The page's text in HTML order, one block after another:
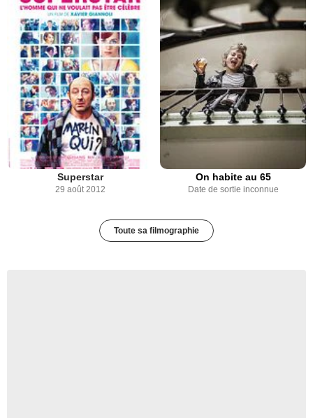
Superstar
29 août 2012
On habite au 65
Date de sortie inconnue
Toute sa filmographie